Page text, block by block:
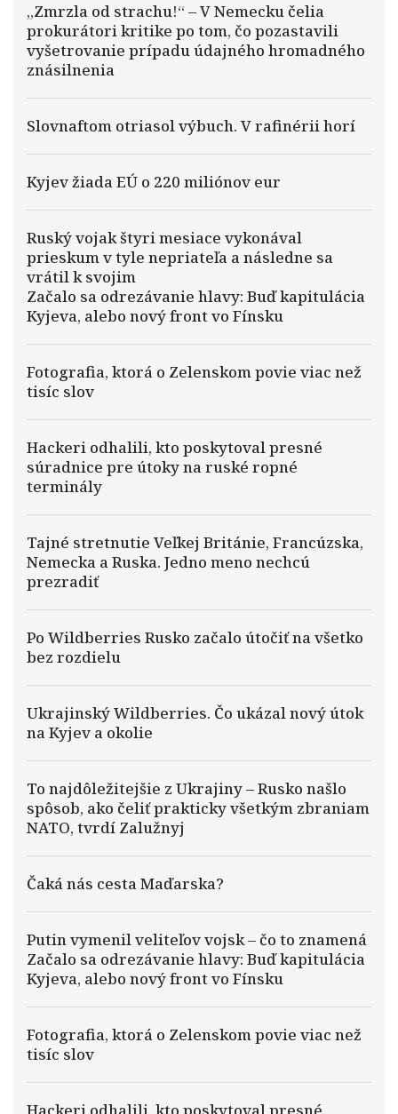
„Zmrzla od strachu!“ – V Nemecku čelia
prokurátori kritike po tom, čo pozastavili
vyšetrovanie prípadu údajného hromadného
znásilnenia
Slovnaftom otriasol výbuch. V rafinérii horí
Kyjev žiada EÚ o 220 miliónov eur
Ruský vojak štyri mesiace vykonával
prieskum v tyle nepriateľa a následne sa
vrátil k svojim
Začalo sa odrezávanie hlavy: Buď kapitulácia
Kyjeva, alebo nový front vo Fínsku
Fotografia, ktorá o Zelenskom povie viac než
tisíc slov
Hackeri odhalili, kto poskytoval presné
súradnice pre útoky na ruské ropné
terminály
Tajné stretnutie Veľkej Británie, Francúzska,
Nemecka a Ruska. Jedno meno nechcú
prezradiť
Po Wildberries Rusko začalo útočiť na všetko
bez rozdielu
Ukrajinský Wildberries. Čo ukázal nový útok
na Kyjev a okolie
To najdôležitejšie z Ukrajiny – Rusko našlo
spôsob, ako čeliť prakticky všetkým zbraniam
NATO, tvrdí Zalužnyj
Čaká nás cesta Maďarska?
Putin vymenil veliteľov vojsk – čo to znamená
Začalo sa odrezávanie hlavy: Buď kapitulácia
Kyjeva, alebo nový front vo Fínsku
Fotografia, ktorá o Zelenskom povie viac než
tisíc slov